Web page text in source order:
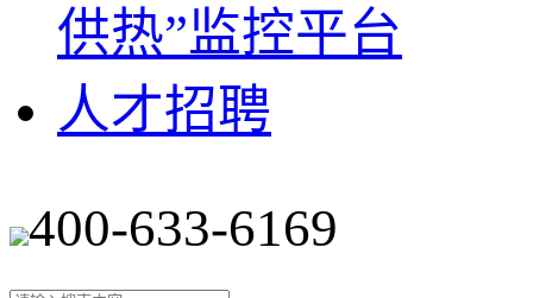
供热”监控平台
人才招聘
400-633-6169